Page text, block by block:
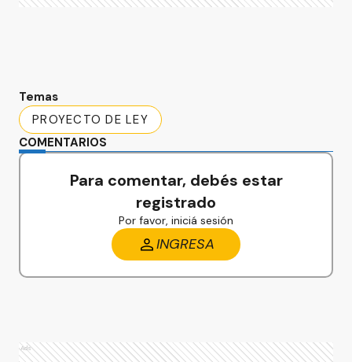
Temas
PROYECTO DE LEY
COMENTARIOS
Para comentar, debés estar
registrado
Por favor, iniciá sesión
INGRESA
Ads